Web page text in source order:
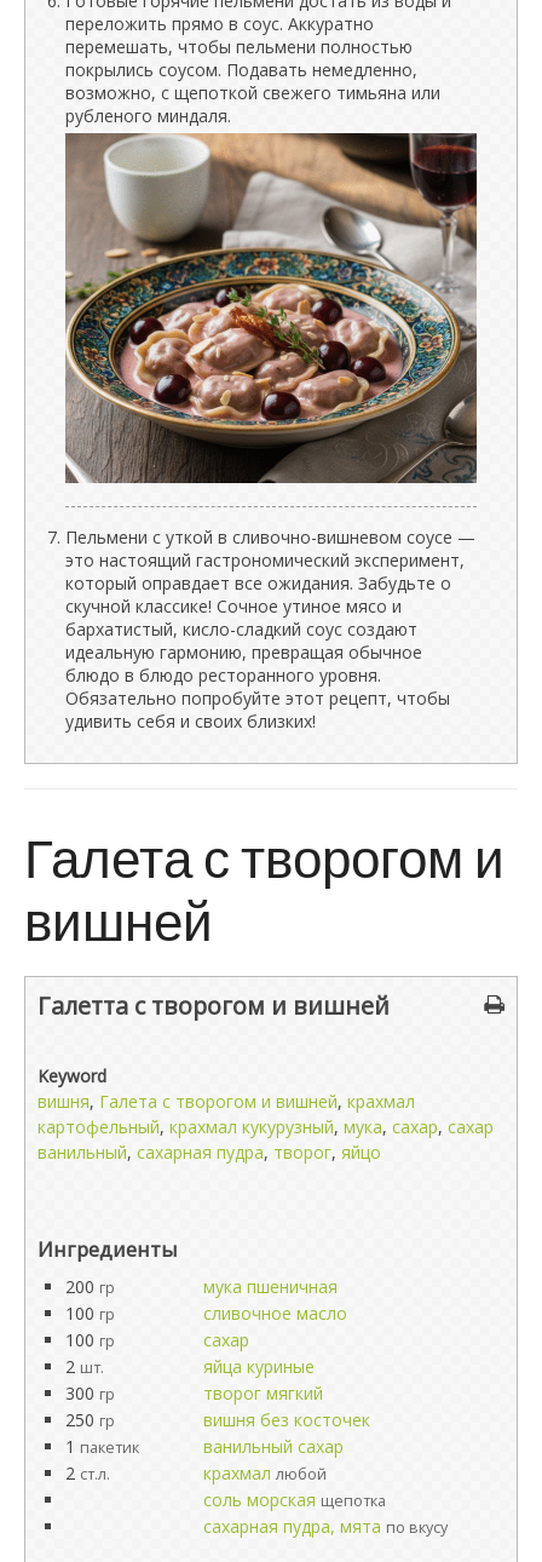
переложить прямо в соус. Аккуратно
перемешать, чтобы пельмени полностью
покрылись соусом. Подавать немедленно,
возможно, с щепоткой свежего тимьяна или
рубленого миндаля.
Пельмени с уткой в сливочно-вишневом соусе —
это настоящий гастрономический эксперимент,
который оправдает все ожидания. Забудьте о
скучной классике! Сочное утиное мясо и
бархатистый, кисло-сладкий соус создают
идеальную гармонию, превращая обычное
блюдо в блюдо ресторанного уровня.
Обязательно попробуйте этот рецепт, чтобы
удивить себя и своих близких!
Галета с творогом и
вишней
Галетта с творогом и вишней
Keyword
вишня, Галета с творогом и вишней, крахмал
картофельный, крахмал кукурузный, мука, сахар, сахар
ванильный, сахарная пудра, творог, яйцо
Ингредиенты
200 гр
мука пшеничная
100 гр
сливочное масло
100 гр
сахар
2 шт.
яйца куриные
300 гр
творог мягкий
250 гр
вишня без косточек
1 пакетик
ванильный сахар
2 ст.л. крахмал любой
соль морская щепотка
сахарная пудра, мята по вкусу